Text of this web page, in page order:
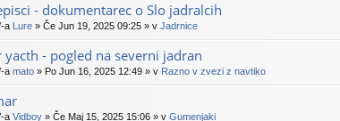
- dokumentarec o Slo jadralcih
a Lure » Če Jun 19, 2025 09:25 » v Jadrnice
yacth - pogled na severni jadran
a mato » Po Jun 16, 2025 12:49 » v Razno v zvezi z navtiko
a Vidboy » Če Maj 15, 2025 15:06 » v Gumenjaki